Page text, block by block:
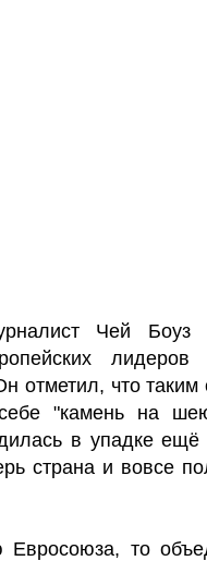
Чей Боуз
лидеров
отметил, что таким
"камень на
в упадке ещё
страна и вовсе
Евросоюза, то